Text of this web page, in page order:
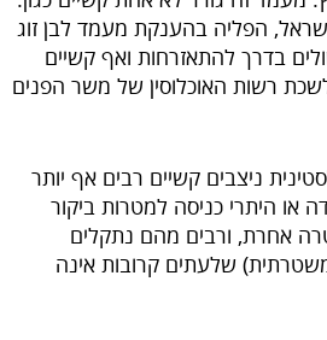
קו תחתי לקישוריםהפליה בהענקת מעמד לבן זוג
בדרך להתאזרחות ואף קשיים
רשות האוכלוסין של משר הפנים
ניצבים קשיים רבים אף יותר
או היתרי כניסה למטרות ביקור
אחרת, ורבים מהם נתקלים
שלעתים קרובות אינה